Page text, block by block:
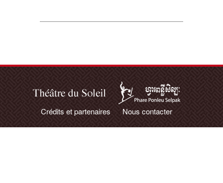
Crédits et partenaires Nous contacter